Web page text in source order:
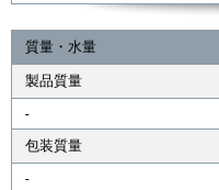
質量・水量
製品質量
-
包装質量
-